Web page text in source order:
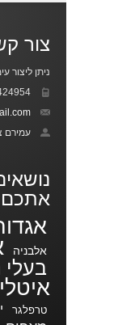
צור
ניתן ליצור
עמירם
אתכם
אלבניה
בעלי
טרפלגר